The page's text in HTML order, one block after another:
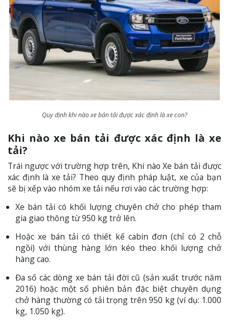
Quy định khi nào xe bán tải được xác định là xe con?
Khi nào xe bán tải được xác định là xe
tải?
Trái ngược với trường hợp trên, Khi nào Xe bán tải được
xác định là xe tải? Theo quy định pháp luật, xe của bạn
sẽ bị xếp vào nhóm xe tải nếu rơi vào các trường hợp:
Xe bán tải có khối lượng chuyên chở cho phép tham
gia giao thông từ 950 kg trở lên.
Hoặc xe bán tải có thiết kế cabin đơn (chỉ có 2 chỗ
ngồi) với thùng hàng lớn kéo theo khối lượng chở
hàng cao.
Đa số các dòng xe bán tải đời cũ (sản xuất trước năm
2016) hoặc một số phiên bản đặc biệt chuyên dụng
chở hàng thường có tải trọng trên 950 kg (ví dụ: 1.000
kg, 1.050 kg).